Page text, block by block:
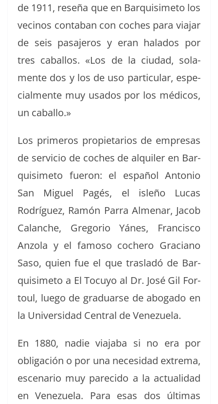
de 1911, reseña que en Bar­quisime­to los
veci­nos con­ta­ban con coches para via­jar
de seis pasajeros y eran hal­a­dos por
tres cabal­los. «Los de la ciu­dad, sola­
mente dos y los de uso par­tic­u­lar, espe­
cial­mente muy usa­dos por los médi­cos,
un caballo.»
Los primeros propi­etar­ios de empre­sas
de ser­vi­cio de coches de alquil­er en Bar­
quisime­to fueron: el español Anto­nio
San Miguel Pagés, el isleño Lucas
Rodríguez, Ramón Par­ra Alme­nar, Jacob
Calanche, Gre­go­rio Yánes, Fran­cis­co
Anzo­la y el famoso cochero Gra­ciano
Saso, quien fue el que trasladó de Bar­
quisime­to a El Tocuyo al Dr. José Gil For­
toul, luego de grad­uarse de abo­ga­do en
la Uni­ver­si­dad Cen­tral de Venezuela.
En 1880, nadie via­ja­ba si no era por
obligación o por una necesi­dad extrema,
esce­nario muy pare­ci­do a la actu­al­i­dad
en Venezuela. Para esas dos últi­mas